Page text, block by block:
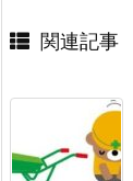
関連記事